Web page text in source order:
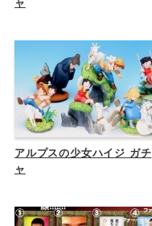
ャ
アルプスの少女ハイジ ガチ
ャ